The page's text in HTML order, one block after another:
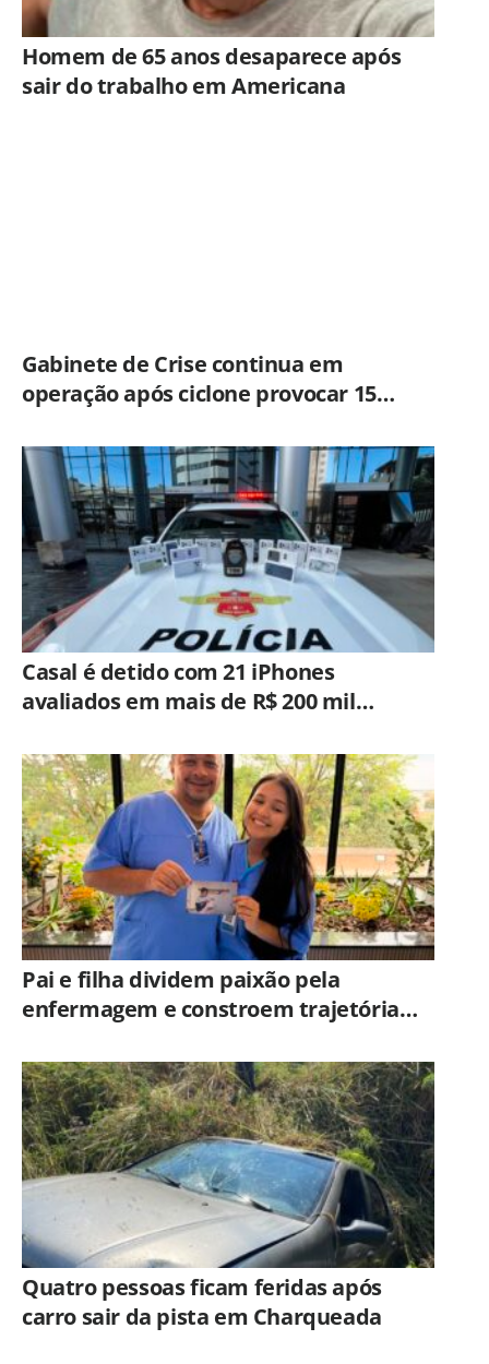
Homem de 65 anos desaparece após
sair do trabalho em Americana
Gabinete de Crise continua em
operação após ciclone provocar 15
Casal é detido com 21 iPhones
avaliados em mais de R$ 200 mil
Campinas
Pai e filha dividem paixão pela
enfermagem e constroem trajetória
Americana
Quatro pessoas ficam feridas após
carro sair da pista em Charqueada